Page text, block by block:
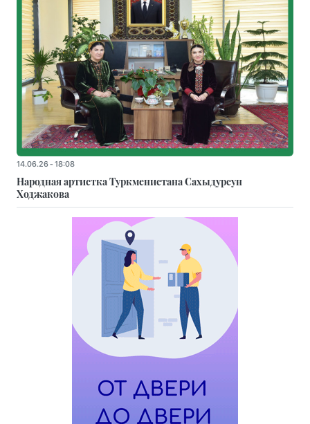
14.06.26 - 18:08
Народная артистка Туркменистана Сахыдурсун
Ходжакова